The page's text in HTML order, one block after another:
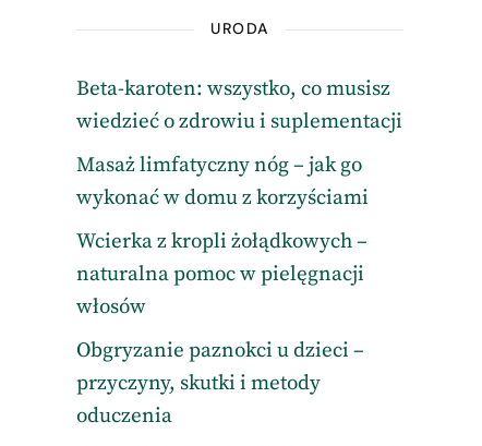
URODA
Beta-karoten: wszystko, co musisz
wiedzieć o zdrowiu i suplementacji
Masaż limfatyczny nóg – jak go
wykonać w domu z korzyściami
Wcierka z kropli żołądkowych –
naturalna pomoc w pielęgnacji
włosów
Obgryzanie paznokci u dzieci –
przyczyny, skutki i metody
oduczenia